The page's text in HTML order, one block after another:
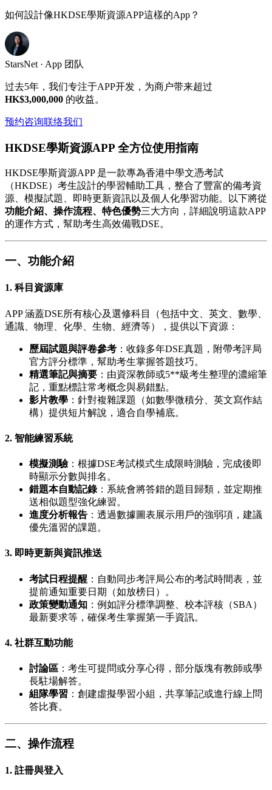
如何設計像HKDSE學斯資源APP這樣的App？
StarsNet · App 团队
过去5年，我们专注于APP开发，为商户带来超过
HK$3,000,000 的收益。
预约咨询联络我们
HKDSE學斯資源APP 全方位使用指南
HKDSE學斯資源APP 是一款專為香港中學文憑考試
（HKDSE）考生設計的學習輔助工具，整合了豐富的備考資
源、模擬試題、即時更新資訊以及個人化學習功能。以下將從
功能介紹、操作流程、特色優勢三大方向，詳細說明這款APP
的運作方式，幫助考生高效備戰DSE。
一、功能介紹
1. 科目資源庫
APP 涵蓋DSE所有核心及選修科目（包括中文、英文、數學、
通識、物理、化學、生物、經濟等），提供以下資源：
歷屆試題與評卷參考 ：收錄多年DSE真題，附帶考評局
官方評分標準，幫助考生掌握答題技巧。
精選筆記與摘要 ：由資深教師或5**級考生整理的濃縮筆
記，重點標註常考概念與易錯點。
影片教學 ：針對複雜課題（如數學微積分、英文寫作結
構）提供短片解說，適合自學補底。
2. 智能練習系統
模擬測驗：根據DSE考試模式生成限時測驗，完成後即
時顯示分數與排名。
錯題本自動記錄：系統會將答錯的題目歸類，並定期推
送相似題型強化練習。
進度分析報告 ：透過數據圖表展示用戶的強弱項，建議
優先溫習的課題。
3. 即時更新與資訊推送
考試日程提醒 ：自動同步考評局公布的考試時間表，並
提前通知重要日期（如放榜日）。
政策變動通知 ：例如評分標準調整、校本評核（SBA）
最新要求等，確保考生掌握第一手資訊。
4. 社群互動功能
討論區 ：考生可提問或分享心得，部分版塊有教師或學
長駐場解答。
組隊學習 ：創建虛擬學習小組，共享筆記或進行線上問
答比賽。
二、操作流程
1. 註冊與登入